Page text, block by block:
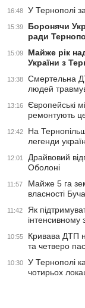
16:48 У Тернополі
15:39
Боронячи
ради
15:09
Майже рік
України з
13:38
Смертельна
людей
13:16
Європейські
ремонтують
12:42
На
легенди
12:01
Драйвовий
Оболоні
11:57
Майже 5 га
власності
11:42
Як
інтенсивному
10:55
Кривава ДТП
та четверо
10:30
У Тернополі
чотирьох